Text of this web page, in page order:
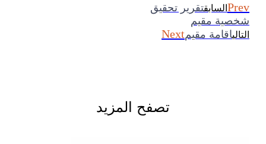
Prev السابقتقرير تحقيق
شخصية مقيم
التالياقامة مقيمNext
تصفح المزيد